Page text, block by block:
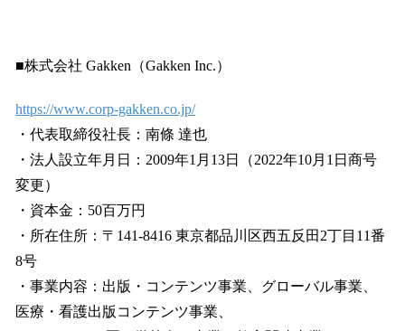
■株式会社 Gakken（Gakken Inc.）
https://www.corp-gakken.co.jp/
・代表取締役社長：南條 達也
・法人設立年月日：2009年1月13日（2022年10月1日商号
変更）
・資本金：50百万円
・所在住所：〒141-8416 東京都品川区西五反田2丁目11番
8号
・事業内容：出版・コンテンツ事業、グローバル事業、
医療・看護出版コンテンツ事業、